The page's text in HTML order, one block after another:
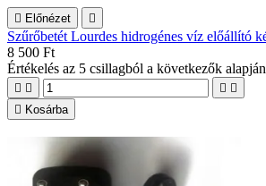
 Előnézet 
Szűrőbetét Lourdes hidrogénes víz előállító
8 500 Ft
Értékelés az 5 csillagból a következők
   
 Kosárba